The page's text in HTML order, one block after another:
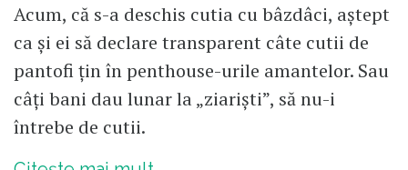
Acum, că s-a deschis cutia cu bâzdâci, aștept
ca și ei să declare transparent câte cutii de
pantofi țin în penthouse-urile amantelor. Sau
câți bani dau lunar la „ziariști”, să nu-i
întrebe de cutii.